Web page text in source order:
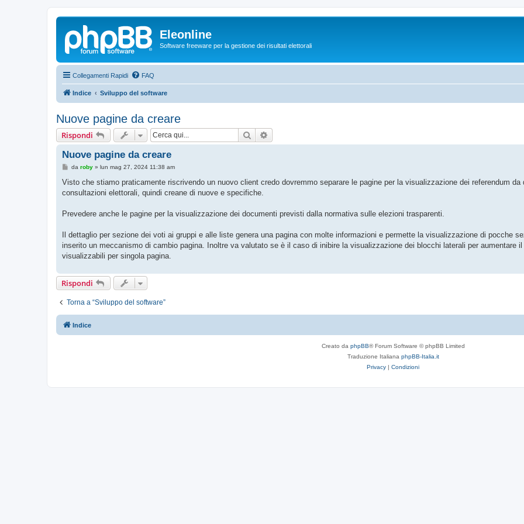
Eleonline
Software freeware per la gestione dei risultati elettorali
Collegamenti Rapidi FAQ
Indice Sviluppo del software
Nuove pagine da creare
Rispondi Cerca
Nuove pagine da creare
M
s
a
i
da roby» lun mag 27, 2024 11:38 am
Visto che stiamo praticamente riscrivendo un nuovo client credo dovremmo separare le pagine per la visualizzazione dei referendum da
consultazioni elettorali, quindi creane di nuove e specifiche.
Prevedere anche le pagine per la visualizzazione dei documenti previsti dalla normativa sulle elezioni trasparenti.
Il dettaglio per sezione dei voti ai gruppi e alle liste genera una pagina con molte informazioni e permette la visualizzazione di pocche
inserito un meccanismo di cambio pagina. Inoltre va valutato se è il caso di inibire la visualizzazione dei blocchi laterali per aumentare il
visualizzabili per singola pagina.
Rispondi
Torna a “Sviluppo del software”
Indice
Creato da phpBB® Forum Software © phpBB Limited
Traduzione Italiana phpBB-Italia.it
Privacy | Condizioni